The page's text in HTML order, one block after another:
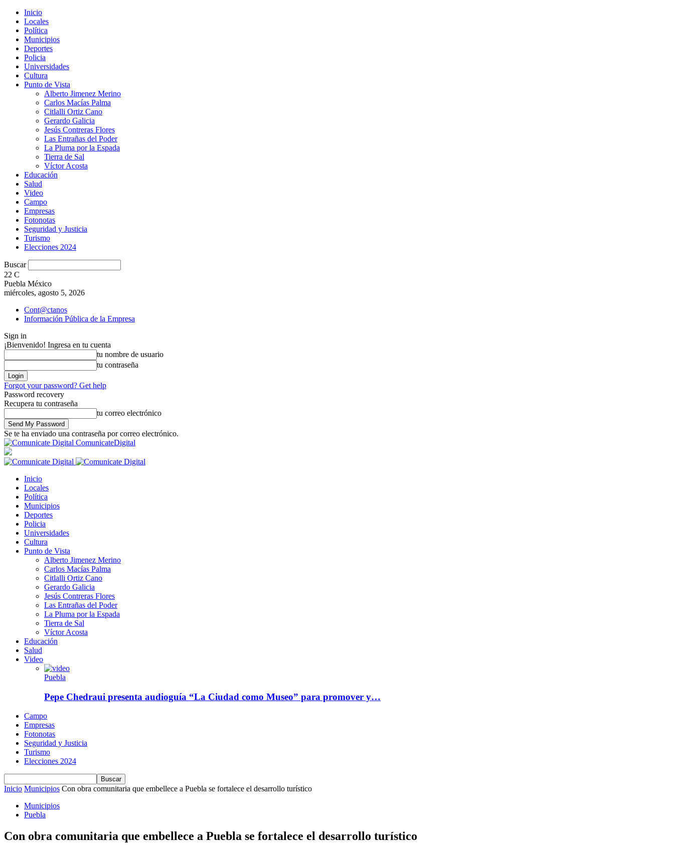
Inicio
Locales
Política
Municipios
Deportes
Policia
Universidades
Cultura
Punto de Vista
Alberto Jimenez Merino
Carlos Macías Palma
Citlalli Ortiz Cano
Gerardo Galicia
Jesús Contreras Flores
Las Entrañas del Poder
La Pluma por la Espada
Tierra de Sal
Víctor Acosta
Educación
Salud
Video
Campo
Empresas
Fotonotas
Seguridad y Justicia
Turismo
Elecciones 2024
Buscar
22 C
Puebla México
miércoles, agosto 5, 2026
Cont@ctanos
Información Pública de la Empresa
Sign in
¡Bienvenido! Ingresa en tu cuenta
tu nombre de usuario
tu contraseña
Forgot your password? Get help
Password recovery
Recupera tu contraseña
tu correo electrónico
Se te ha enviado una contraseña por correo electrónico.
ComunicateDigital
Inicio
Locales
Política
Municipios
Deportes
Policia
Universidades
Cultura
Punto de Vista
Alberto Jimenez Merino
Carlos Macías Palma
Citlalli Ortiz Cano
Gerardo Galicia
Jesús Contreras Flores
Las Entrañas del Poder
La Pluma por la Espada
Tierra de Sal
Víctor Acosta
Educación
Salud
Video
Puebla
Pepe Chedraui presenta audioguía “La Ciudad como Museo” para promover y…
Campo
Empresas
Fotonotas
Seguridad y Justicia
Turismo
Elecciones 2024
Inicio Municipios Con obra comunitaria que embellece a Puebla se fortalece el desarrollo turístico
Municipios
Puebla
Con obra comunitaria que embellece a Puebla se fortalece el desarrollo turístico